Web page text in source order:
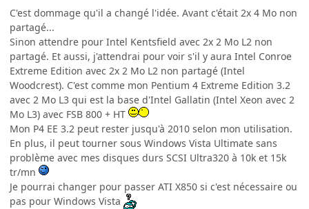
C'est dommage qu'il a changé l'idée. Avant c'était 2x 4 Mo non
partagé...
Sinon attendre pour Intel Kentsfield avec 2x 2 Mo L2 non
partagé. Et aussi, j'attendrai pour voir s'il y aura Intel Conroe
Extreme Edition avec 2x 2 Mo L2 non partagé (Intel
Woodcrest). C'est comme mon Pentium 4 Extreme Edition 3.2
avec 2 Mo L3 qui est la base d'Intel Gallatin (Intel Xeon avec 2
Mo L3) avec FSB 800 + HT
Mon P4 EE 3.2 peut rester jusqu'à 2010 selon mon utilisation.
En plus, il peut tourner sous Windows Vista Ultimate sans
problème avec mes disques durs SCSI Ultra320 à 10k et 15k
tr/mn
Je pourrai changer pour passer ATI X850 si c'est nécessaire ou
pas pour Windows Vista